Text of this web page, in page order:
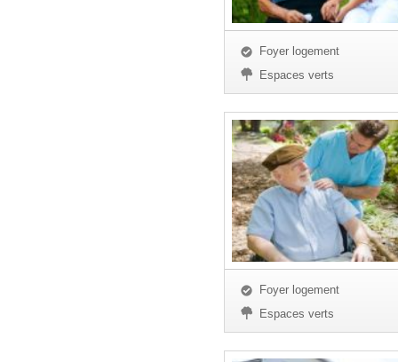
Foyer logement
Espaces verts
Foyer logement
Espaces verts